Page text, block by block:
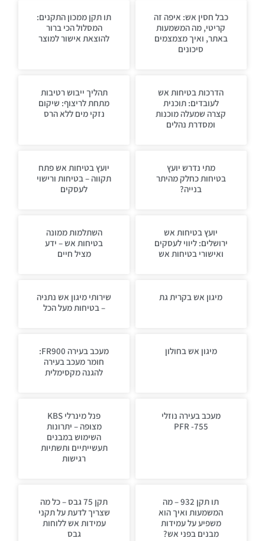
כבל חסין אש: איפה זה
קריטי, מה המשמעות
באתר, ואיך מצמצמים
סיכונים
תו תקן ממכון התקנים:
המסלול הכי ברור
להוצאת אישור למוצר
הדרכות בטיחות אש
לעובדים: תוכנית
קצרה שמעלה מוכנות
ומסדרת נהלים
תהליך ייבוש רטיבות
מתחת לריצוף: שיקום
נזקי מים ללא הרס
מתי נדרש יועץ
בטיחות כחלק מהיתר
בנייה?
יועץ בטיחות אש פתח
תקווה – בטיחות ורישוי
לעסקים
יועץ בטיחות אש
ירושלים: ליווי לעסקים
ואישורי בטיחות אש
השתלמות ממונה
בטיחות אש – ידע
מציל חיים
מיגון אש בקרית גת
שירותי מיגון אש נתניה
– בטיחות מעל הכל
מיגון אש בחולון
מעכב בעירה FR900:
חומר מעכב בעירה
להגנה מקסימלית
מעכב בעירה נוזלי
PFR -755
פנל מינרלי KBS
מצופה – יתרונות
השימוש במבנים
תעשייתיים ותשתיות
רגישות
תו תקן 932 – מה
המשמעות ואיך הוא
משפיע על עמידות
מבנים בפני אש?
תקן 75 גבס – כל מה
שצריך לדעת על תקני
עמידות אש ללוחות
גבס